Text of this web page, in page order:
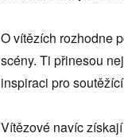
O vítězích rozhodne
scény. Ti přinesou
inspiraci pro
Vítězové navíc